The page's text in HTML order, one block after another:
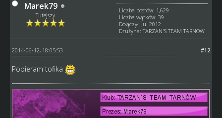
Marek79
Tutejszy
Liczba postów: 1,629
Liczba wątków: 39
Dołączył: Jul 2012
Drużyna: TARZAN'S TEAM TARNOW
#12
2014-06-12, 18:05:53
Popieram tofika